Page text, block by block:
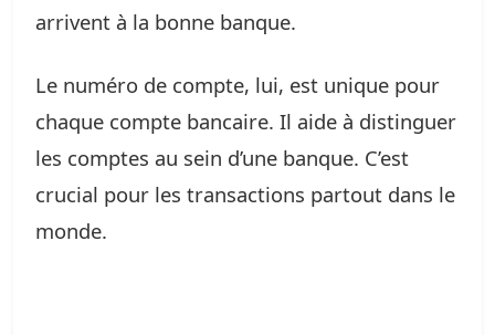
arrivent à la bonne banque.
Le numéro de compte, lui, est unique pour
chaque compte bancaire. Il aide à distinguer
les comptes au sein d’une banque. C’est
crucial pour les transactions partout dans le
monde.